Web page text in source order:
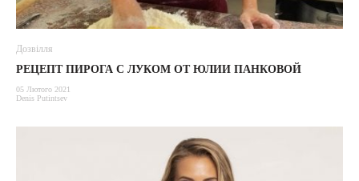
Дозвілля
РЕЦЕПТ ПИРОГА С ЛУКОМ ОТ ЮЛИИ ПАНКОВОЙ
05 Лютого 2021
Denis Putintsev